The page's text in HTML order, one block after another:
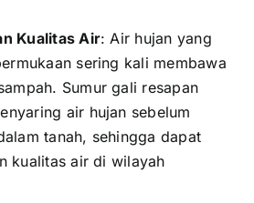
Kualitas Air: Air hujan yang
sering kali membawa
Sumur gali resapan
air hujan sebelum
tanah, sehingga dapat
kualitas air di wilayah